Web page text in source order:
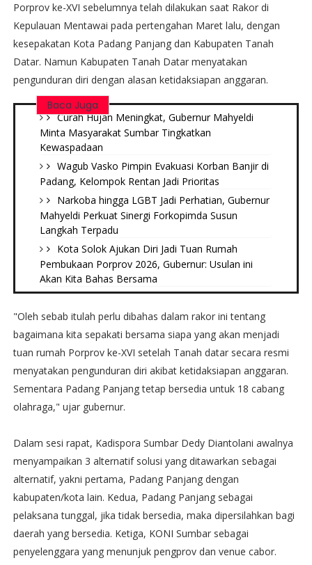
Porprov ke-XVI sebelumnya telah dilakukan saat Rakor di
Kepulauan Mentawai pada pertengahan Maret lalu, dengan
kesepakatan Kota Padang Panjang dan Kabupaten Tanah
Datar. Namun Kabupaten Tanah Datar menyatakan
pengunduran diri dengan alasan ketidaksiapan anggaran.
Baca Juga
Curah Hujan Meningkat, Gubernur Mahyeldi
Minta Masyarakat Sumbar Tingkatkan
Kewaspadaan
Wagub Vasko Pimpin Evakuasi Korban Banjir di
Padang, Kelompok Rentan Jadi Prioritas
Narkoba hingga LGBT Jadi Perhatian, Gubernur
Mahyeldi Perkuat Sinergi Forkopimda Susun
Langkah Terpadu
Kota Solok Ajukan Diri Jadi Tuan Rumah
Pembukaan Porprov 2026, Gubernur: Usulan ini
Akan Kita Bahas Bersama
"Oleh sebab itulah perlu dibahas dalam rakor ini tentang
bagaimana kita sepakati bersama siapa yang akan menjadi
tuan rumah Porprov ke-XVI setelah Tanah datar secara resmi
menyatakan pengunduran diri akibat ketidaksiapan anggaran.
Sementara Padang Panjang tetap bersedia untuk 18 cabang
olahraga," ujar gubernur.
Dalam sesi rapat, Kadispora Sumbar Dedy Diantolani awalnya
menyampaikan 3 alternatif solusi yang ditawarkan sebagai
alternatif, yakni pertama, Padang Panjang dengan
kabupaten/kota lain. Kedua, Padang Panjang sebagai
pelaksana tunggal, jika tidak bersedia, maka dipersilahkan bagi
daerah yang bersedia. Ketiga, KONI Sumbar sebagai
penyelenggara yang menunjuk pengprov dan venue cabor.